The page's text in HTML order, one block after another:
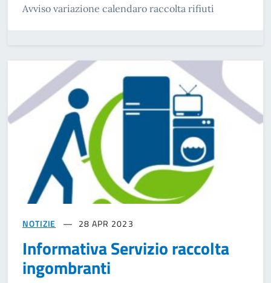
Avviso variazione calendaro raccolta rifiuti
NOTIZIE 28 APR 2023
Informativa Servizio raccolta
ingombranti